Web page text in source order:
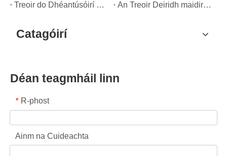
Treoir do Dhéantúsóirí Potaí Níocháin OEM: Mar a Dhéanaimid Innealtóir a Dhéanamh Níos Sábháilte, Potaí Glantach Ardfheidhmíochta do Bhrandaí Domhanda
An Treoir Deiridh maidir le Podaí Níocháin a Úsáid go hÉifeachtach: Léargais ó Monaróir Ceannaireachta OEM
Catagóirí
Déan teagmháil linn
* R-phost
Ainm na Cuideachta